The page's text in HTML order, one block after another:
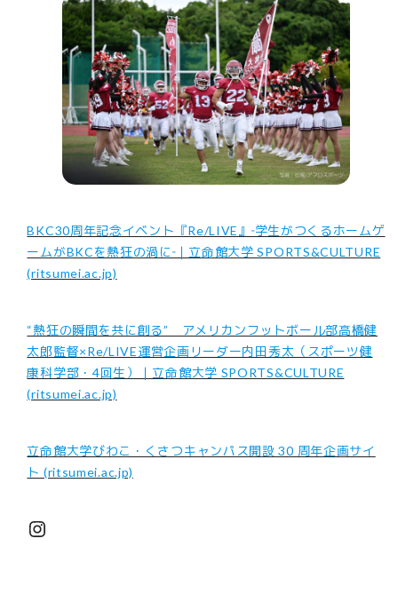
BKC30周年記念イベント『Re/LIVE』‐学生がつくるホームゲ
ームがBKCを熱狂の渦に‐｜立命館大学 SPORTS&CULTURE
(ritsumei.ac.jp)
“熱狂の瞬間を共に創る” アメリカンフットボール部高橋健
太郎監督×Re/LIVE運営企画リーダー内田秀太（スポーツ健
康科学部・4回生）｜立命館大学 SPORTS&CULTURE
(ritsumei.ac.jp)
立命館大学びわこ・くさつキャンパス開設 30 周年企画サイ
ト (ritsumei.ac.jp)
Instagram